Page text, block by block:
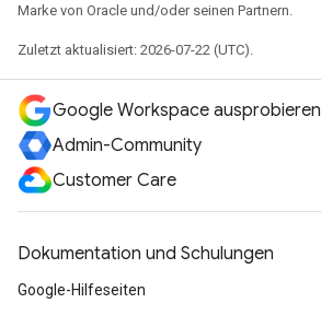
Marke von Oracle und/oder seinen Partnern.
Zuletzt aktualisiert: 2026-07-22 (UTC).
Google Workspace ausprobieren
Admin-Community
Customer Care
Dokumentation und Schulungen
Google-Hilfeseiten